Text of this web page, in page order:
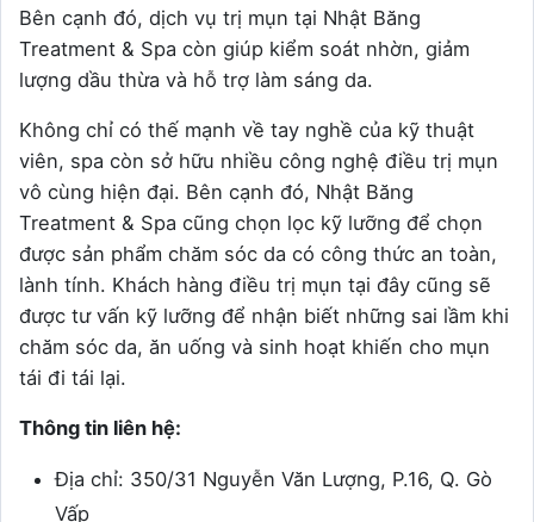
Bên cạnh đó, dịch vụ trị mụn tại Nhật Băng
Treatment & Spa còn giúp kiểm soát nhờn, giảm
lượng dầu thừa và hỗ trợ làm sáng da.
Không chỉ có thế mạnh về tay nghề của kỹ thuật
viên, spa còn sở hữu nhiều công nghệ điều trị mụn
vô cùng hiện đại. Bên cạnh đó, Nhật Băng
Treatment & Spa cũng chọn lọc kỹ lưỡng để chọn
được sản phẩm chăm sóc da có công thức an toàn,
lành tính. Khách hàng điều trị mụn tại đây cũng sẽ
được tư vấn kỹ lưỡng để nhận biết những sai lầm khi
chăm sóc da, ăn uống và sinh hoạt khiến cho mụn
tái đi tái lại.
Thông tin liên hệ:
Địa chỉ: 350/31 Nguyễn Văn Lượng, P.16, Q. Gò
Vấp